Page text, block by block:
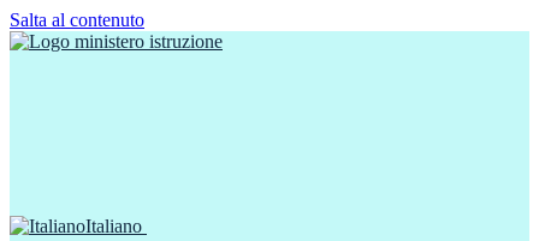
Salta al contenuto
Italiano